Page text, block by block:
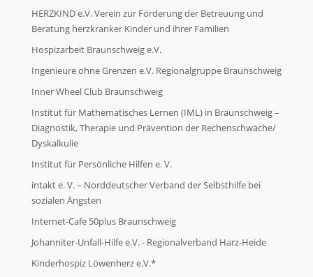
HERZKIND e.V. Verein zur Förderung der Betreuung und
Beratung herzkranker Kinder und ihrer Familien
Hospizarbeit Braunschweig e.V.
Ingenieure ohne Grenzen e.V. Regionalgruppe Braunschweig
Inner Wheel Club Braunschweig
Institut für Mathematisches Lernen (IML) in Braunschweig –
Diagnostik, Therapie und Prävention der Rechenschwäche/
Dyskalkulie
Institut für Persönliche Hilfen e. V.
intakt e. V. – Norddeutscher Verband der Selbsthilfe bei
sozialen Ängsten
Internet-Cafe 50plus Braunschweig
Johanniter-Unfall-Hilfe e.V. - Regionalverband Harz-Heide
Kinderhospiz Löwenherz e.V.*